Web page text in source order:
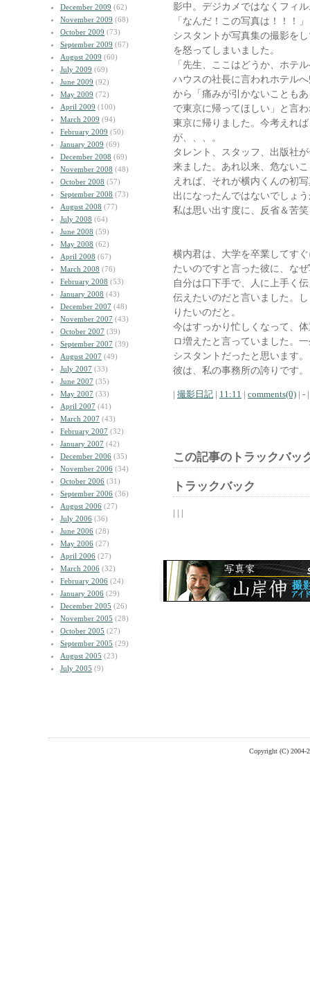
December 2009 (62)
November 2009 (68)
October 2009 (73)
September 2009 (67)
August 2009 (60)
July 2009 (69)
June 2009 (92)
May 2009 (72)
April 2009 (100)
March 2009 (94)
February 2009 (50)
January 2009 (69)
December 2008 (69)
November 2008 (48)
October 2008 (57)
September 2008 (73)
August 2008 (77)
July 2008 (64)
June 2008 (59)
May 2008 (62)
April 2008 (67)
March 2008 (76)
February 2008 (53)
January 2008 (43)
December 2007 (48)
November 2007 (43)
October 2007 (39)
September 2007 (39)
August 2007 (49)
July 2007 (33)
June 2007 (35)
May 2007 (33)
April 2007 (41)
March 2007 (43)
February 2007 (32)
January 2007 (42)
December 2006 (35)
November 2006 (34)
October 2006 (31)
September 2006 (36)
August 2006 (27)
July 2006 (36)
June 2006 (28)
May 2006 (27)
April 2006 (27)
March 2006 (32)
February 2006 (24)
January 2006 (29)
December 2005 (26)
November 2005 (28)
October 2005 (27)
September 2005 (29)
August 2005 (23)
July 2005 (9)
影中。デジカメではなくフィ
「なんだ！この写真は！！！
シスタントが写真集の撮影を
を怒ってしまいました。
「先生、ここはどうか、ホテ
ハウスの社長に言われホテル
から「痛みが引かないことも
で東京に帰ってほしい」と言
東京に帰りました。今考えれ
が、、、。
タレント、スタッフ、出版社
来ました。あれ以来、危ない
えれば、それが横内くんの初
出になったんではないでしょ
私は思い出す度に、反省＆苦
横内君は、大学を卒業してす
たいのですと言った彼に、な
自分は口下手で、人に上手く
伝えたいのだと言いました。
りたいのだと。
今はすっかり忙しくなって、
ロ増えたと言っていました。
シスタントだったと思います。
彼は、私の事務所の誇りです。
| 撮影日記 | 11:11 | comments(0) | - |
この記事のトラックバッ
トラックバック
| | |
Copyright (C) 2004-